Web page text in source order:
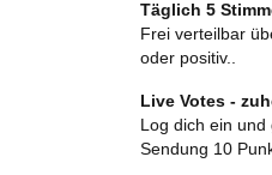
Täglich 5
Frei verteilbar
oder positiv..
Live Votes -
Log dich ein
Sendung 10